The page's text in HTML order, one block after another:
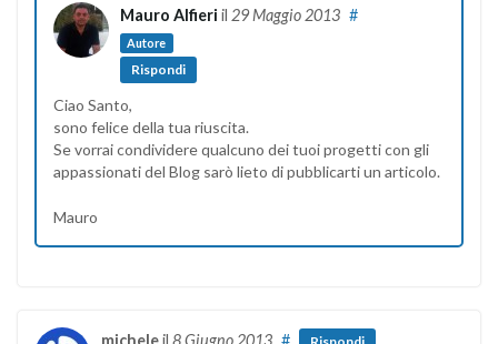
Mauro Alfieri il 29 Maggio 2013
Autore
#
Rispondi
Ciao Santo,
sono felice della tua riuscita.
Se vorrai condividere qualcuno dei tuoi progetti con gli
appassionati del Blog sarò lieto di pubblicarti un articolo.
Mauro
micheleil 8 Giugno 2013 #